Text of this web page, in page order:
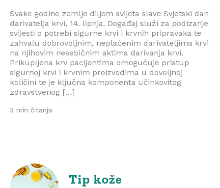
Svake godine zemlje diljem svijeta slave Svjetski dan
darivatelja krvi, 14. lipnja. Događaj služi za podizanje
svijesti o potrebi sigurne krvi i krvnih pripravaka te
zahvalu dobrovoljnim, neplaćenim darivateljima krvi
na njihovim nesebičnim aktima darivanja krvi.
Prikupljena krv pacijentima omogućuje pristup
sigurnoj krvi i krvnim proizvodima u dovoljnoj
količini te je ključna komponenta učinkovitog
zdravstvenog […]
3 min čitanja
Tip kože